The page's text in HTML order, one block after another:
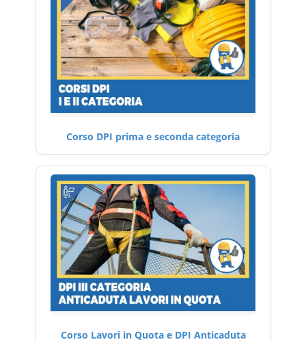
Corso DPI prima e seconda categoria
Corso Lavori in Quota e DPI Anticaduta